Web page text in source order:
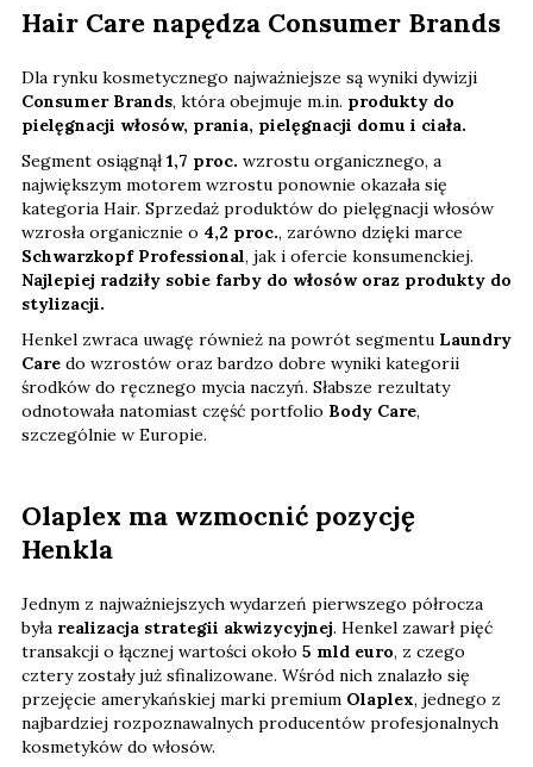
Hair Care napędza Consumer Brands
Dla rynku kosmetycznego najważniejsze są wyniki dywizji
Consumer Brands, która obejmuje m.in. produkty do
pielęgnacji włosów, prania, pielęgnacji domu i ciała.
Segment osiągnął1,7 proc. wzrostu organicznego, a
największym motorem wzrostu ponownie okazała się
kategoria Hair. Sprzedaż produktów do pielęgnacji włosów
wzrosła organicznie o 4,2 proc., zarówno dzięki marce
Schwarzkopf Professional, jak i ofercie konsumenckiej.
Najlepiej radziły sobie farby do włosów oraz produkty do
stylizacji.
Henkel zwraca uwagę również na powrót segmentu Laundry
Care do wzrostów oraz bardzo dobre wyniki kategorii
środków do ręcznego mycia naczyń. Słabsze rezultaty
odnotowała natomiast część portfolio Body Care,
szczególnie w Europie.
Olaplex ma wzmocnić pozycję
Henkla
Jednym z najważniejszych wydarzeń pierwszego półrocza
była realizacja strategii akwizycyjnej. Henkel zawarł pięć
transakcji o łącznej wartości około 5 mld euro, z czego
cztery zostały już sfinalizowane. Wśród nich znalazło się
przejęcie amerykańskiej marki premium Olaplex, jednego z
najbardziej rozpoznawalnych producentów profesjonalnych
kosmetyków do włosów.